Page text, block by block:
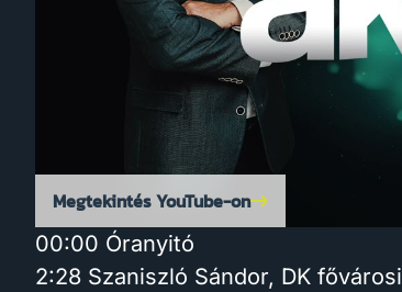
Megtekintés YouTube-on
00:00 Óranyitó
2:28 Szaniszló Sándor, DK